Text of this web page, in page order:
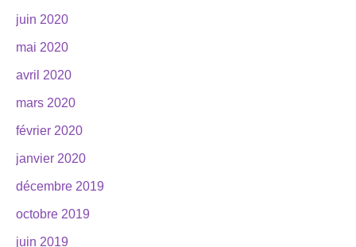
juin 2020
mai 2020
avril 2020
mars 2020
février 2020
janvier 2020
décembre 2019
octobre 2019
juin 2019